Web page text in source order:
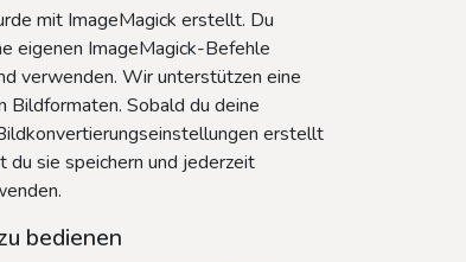
mit ImageMagick erstellt. Du
eigenen ImageMagick-Befehle
verwenden. Wir unterstützen eine
Bildformaten. Sobald du deine
erstellt
du sie speichern und jederzeit
bedienen